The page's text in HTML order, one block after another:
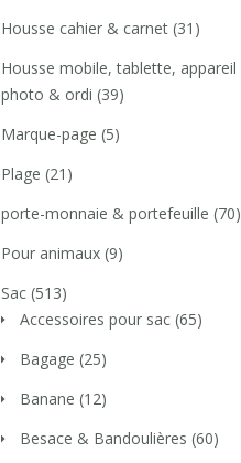
Housse cahier & carnet (31)
Housse mobile, tablette, appareil
photo & ordi (39)
Marque-page (5)
Plage (21)
porte-monnaie & portefeuille (70)
Pour animaux (9)
Sac (513)
Accessoires pour sac (65)
Bagage (25)
Banane (12)
Besace & Bandoulières (60)